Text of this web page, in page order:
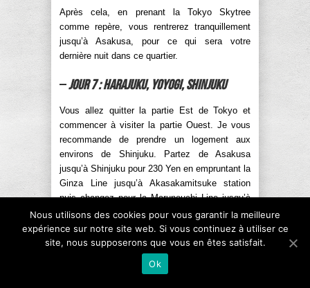
Après cela, en prenant la Tokyo Skytree
comme repère, vous rentrerez tranquillement
jusqu’à Asakusa, pour ce qui sera votre
dernière nuit dans ce quartier.
–Jour 7 : Harajuku, Yoyogi, Shinjuku
Vous allez quitter la partie Est de Tokyo et
commencer à visiter la partie Ouest. Je vous
recommande de prendre un logement aux
environs de Shinjuku. Partez de Asakusa
jusqu’à Shinjuku pour 230 Yen en empruntant la
Ginza Line jusqu’à Akasakamitsuke station
puis changez pour la Marunouchi Line jusqu’à
Shinjuku Station. Rendez-vous à votre nouveau
logement et demandez à ce que vos affaires
soient gardées en attendant que vous puissiez
faire votre check-in le soir.
Nous utilisons des cookies pour vous garantir la meilleure
expérience sur notre site web. Si vous continuez à utiliser ce
site, nous supposerons que vous en êtes satisfait.
Ok